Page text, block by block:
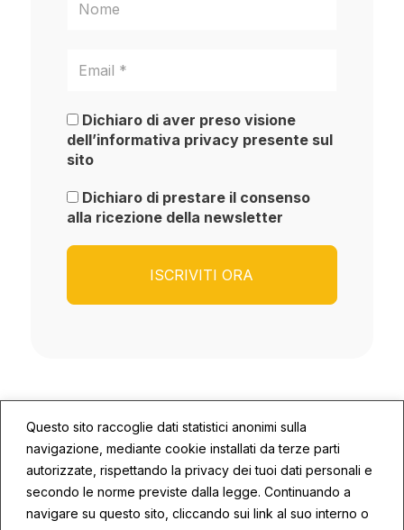
Questo sito raccoglie dati statistici anonimi sulla
navigazione, mediante cookie installati da terze parti
autorizzate, rispettando la privacy dei tuoi dati personali e
secondo le norme previste dalla legge. Continuando a
navigare su questo sito, cliccando sui link al suo interno o
Dichiaro di aver preso visione
dell’informativa privacy presente sul
sito
Dichiaro di prestare il consenso
alla ricezione della newsletter
© 2026 ECOSYS | P.IVA: 02672590409